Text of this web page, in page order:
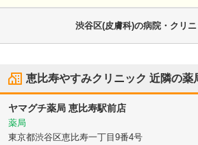
渋谷区(皮膚科)の病院・クリ
恵比寿やすみクリニック 近隣の薬
ヤマグチ薬局 恵比寿駅前店
薬局
東京都渋谷区恵比寿一丁目9番4号